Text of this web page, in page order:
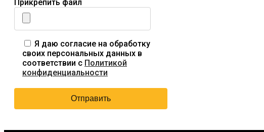
Прикрепить файл
Я даю согласие на обработку
своих персональных данных в
соответствии с Политикой
конфиденциальности